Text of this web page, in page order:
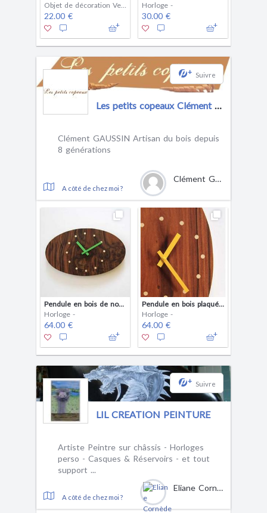
Objet de décoration Veilleuse
22.00 €
Horloge -
30.00 €
+ Suivre
Les petits copeaux Clément GAUSSIN
Clément GAUSSIN Artisan du bois depuis
8 générations
A côté de chez moi ?
Clément GAUSSIN
Pendule en bois de noyer
Horloge -
64.00 €
Pendule en bois plaquée de Palissandre
Horloge -
64.00 €
+ Suivre
LIL CREATION PEINTURE
Artiste Peintre sur châssis - Horloges
perso - Casques & Réservoirs - et tout
support ...
A côté de chez moi ?
Eliane Cornède